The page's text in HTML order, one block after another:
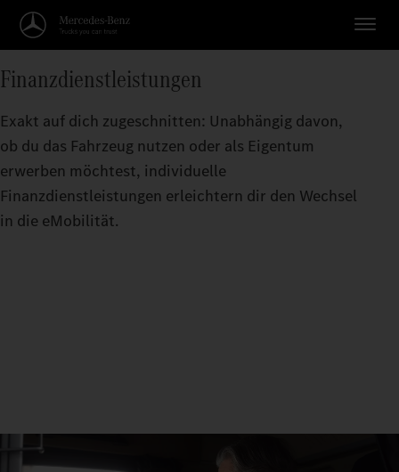
Finanzdienstleistungen
Exakt auf dich zugeschnitten: Unabhängig davon,
ob du das Fahrzeug nutzen oder als Eigentum
erwerben möchtest, individuelle
Finanzdienstleistungen erleichtern dir den Wechsel
in die eMobilität.